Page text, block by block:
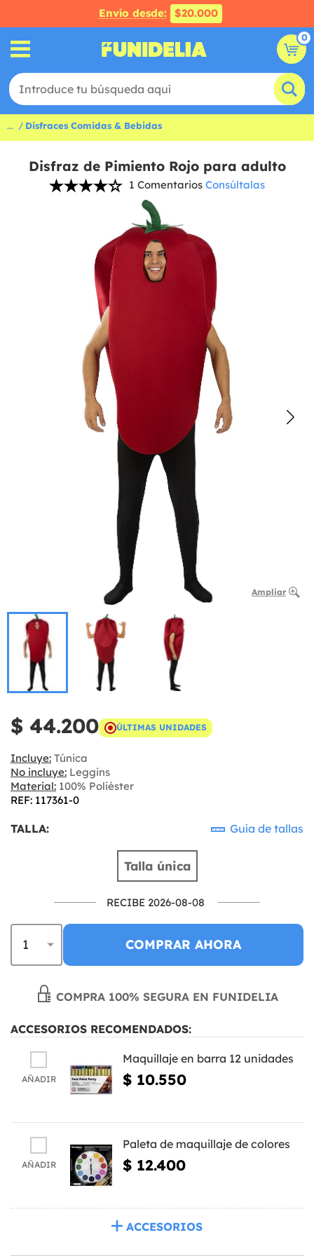
Envío desde: $20.000
0
... Disfraces Comidas & Bebidas
Disfraz de Pimiento Rojo para adulto
1 Comentarios Consúltalas
Ampliar
$ 44.200 ÚLTIMAS UNIDADES
Incluye: Túnica
No incluye: Leggins
Material: 100% Poliéster
REF: 117361-0
TALLA: Guía de tallas
Talla única
RECIBE 2026-08-08
COMPRAR AHORA
COMPRA 100% SEGURA EN FUNIDELIA
ACCESORIOS RECOMENDADOS:
AÑADIR
Maquillaje en barra 12 unidades
$ 10.550
AÑADIR
Paleta de maquillaje de colores
$ 12.400
ACCESORIOS